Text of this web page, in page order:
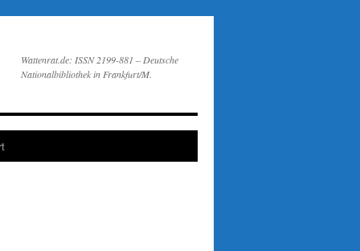
Wattenrat.de: ISSN 2199-881 – Deutsche
Nationalbibliothek in Frankfurt/M.